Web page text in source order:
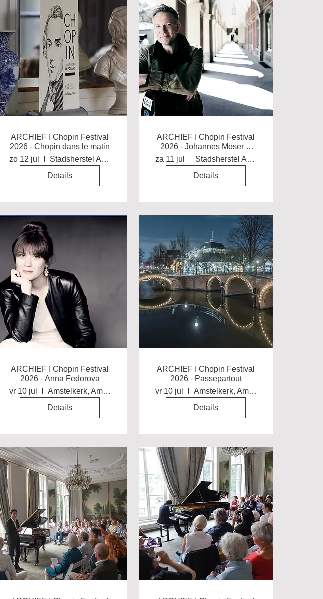
ARCHIEF I Chopin Festival
2026 - Chopin dans le matin
zo 12 jul
Stadsherstel Amsterdam
Details
ARCHIEF I Chopin Festival
2026 - Johannes Moser &
Clara Biermasz
za 11 jul
Stadsherstel Amsterdam
Details
ARCHIEF I Chopin Festival
2026 - Anna Fedorova
vr 10 jul
Amstelkerk, Amsterdam
Details
ARCHIEF I Chopin Festival
2026 - Passepartout
vr 10 jul
Amstelkerk, Amsterdam
Details